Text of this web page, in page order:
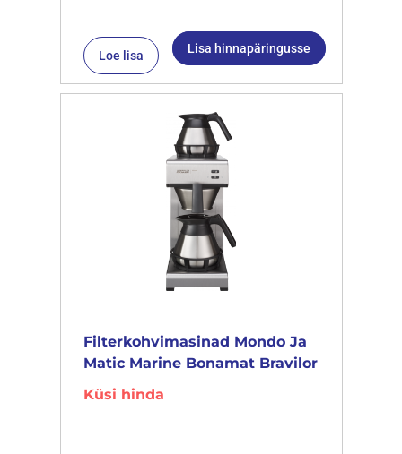
Loe lisa Lisa hinnapäringusse
Filterkohvimasinad Mondo Ja
Matic Marine Bonamat Bravilor
Küsi hinda